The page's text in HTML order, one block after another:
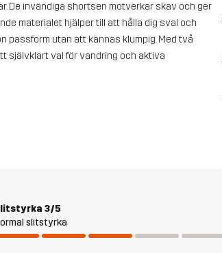
De invändiga shortsen motverkar skav och ger
materialet hjälper till att hålla dig sval och
passform utan att kännas klumpig. Med två
självklart val för vandring och aktiva
3/5
slitstyrka